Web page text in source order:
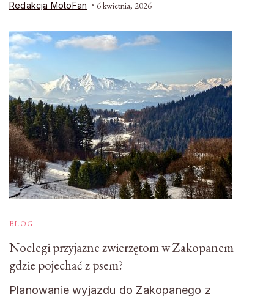
Redakcja MotoFan 6 kwietnia, 2026
BLOG
Noclegi przyjazne zwierzętom w Zakopanem –
gdzie pojechać z psem?
Planowanie wyjazdu do Zakopanego z